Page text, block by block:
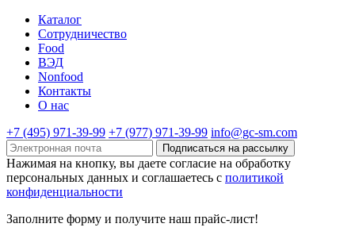
Каталог
Cотрудничество
Food
ВЭД
Nonfood
Контакты
О нас
+7 (495) 971-39-99 +7 (977) 971-39-99 info@gc-sm.com
Подписаться на рассылку
Нажимая на кнопку, вы даете согласие на обработку
персональных данных и соглашаетесь c политикой
конфиденциальности
Заполните форму и получите наш прайс-лист!